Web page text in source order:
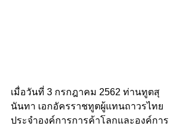
เมื่อวันที่ 3 กรกฎาคม 2562 ท่านทูตสุ
นันทา เอกอัครราชทูตผู้แทนถาวรไทย
ประจำองค์การการค้าโลกและองค์การ